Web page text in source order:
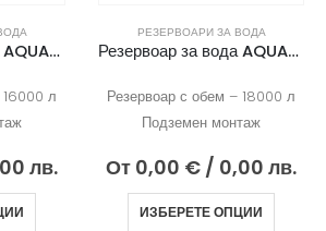
Резервоар за вода AQUAstay 16000
л
лв.
РЕЗЕРВОАРИ ЗА ВОДА
Резервоар за вода AQUAstay 18000
Резервоар с обем – 18000 л
Подземен монтаж
От 0,00 € / 0,00 лв.
ИЗБЕРЕТЕ ОПЦИИ